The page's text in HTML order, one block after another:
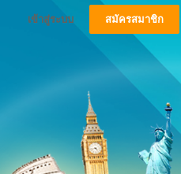
เข้าสู่ระบบ สมัครสมาชิก